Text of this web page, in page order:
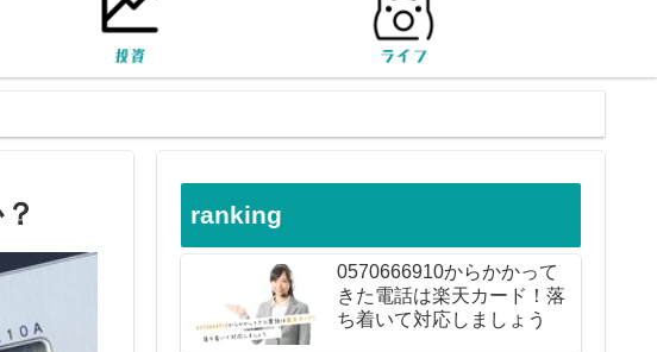
ranking
0570666910からかかって
きた電話は楽天カード！落
ち着いて対応しましょう